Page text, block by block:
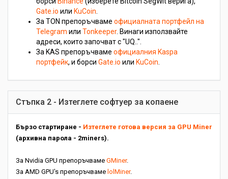
Gate.io или KuCoin
За TON препоръчваме официалната портфейл на
Telegram или Tonkeeper. Винаги използвайте
адреси, които започват с "UQ..".
За KAS препоръчваме официалния Kaspa
портфейк, и борси Gate.io или KuCoin
Стъпка 2 - Изтеглете софтуер за копаене
Бързо стартиране - Изтеглете готова версия за GPU Miner
(архивна парола - 2miners).
За Nvidia GPU препоръчваме GMiner.
За AMD GPU's препоръчваме lolMiner.